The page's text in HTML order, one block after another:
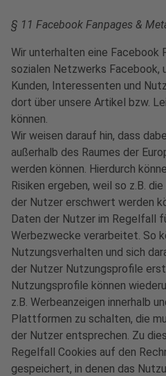
§ 11 Facebook Fanpages &
Wir unterhalten eine Facebook
sozialen Netzwerks Facebook,
Kunden, Interessenten und
dort über unsere Artikel bzw.
können.
Wir weisen darauf hin, dass
außerhalb des Raumes der
werden können. Hierdurch
Risiken ergeben, weil so z.B.
der Nutzer erschwert werden
Daten der Nutzer im Regelfall
Werbezwecke verarbeitet. So
Nutzungsverhalten und sich
der Nutzer Nutzungsprofile
Nutzungsprofile können
z.B. Werbeanzeigen innerhalb
Plattformen zu schalten, die
der Nutzer entsprechen. Zu
Regelfall Cookies auf den
gespeichert, in denen das